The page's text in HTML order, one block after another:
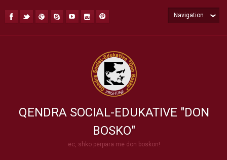
QENDRA SOCIAL-EDUKATIVE "DON
BOSKO"
ec, shko përpara me don boskon!
Navigation